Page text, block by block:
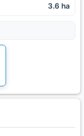
3.6 ha